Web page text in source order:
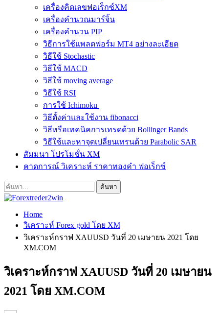
เครื่องคิดเลขฟอเร็กซ์XM
เครื่องคำนวณมาร์จิ้น
เครื่องคำนวน PIP
วิธีการใช้แพลตฟอร์ม MT4 อย่างละเอียด
วิธีใช้ Stochastic
วิธีใช้ MACD
วิธีใช้ moving average
วิธีใช้ RSI
การใช้ Ichimoku
วิธีตั้งค่าและใช้งาน fibonacci
วิธีหรือเทคนิคการเทรดด้วย Bollinger Bands
วิธีใช้และหาจุดเปลี่ยนเทรนด้วย Parabolic SAR
สัมมนา โปรโมชั่น XM
คาดการณ์ วิเคราะห์ ราคาทองคำ ฟอเร็กซ์
Home
วิเคราะห์ Forex gold โดย XM
วิเคราะห์กราฟ XAUUSD วันที่ 20 เมษายน 2021 โดย
XM.COM
วิเคราะห์กราฟ XAUUSD วันที่ 20 เมษายน
2021 โดย XM.COM